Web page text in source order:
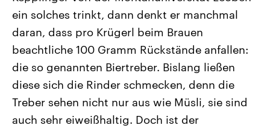
Alle Informationen
Sachsen-Anhalt wählt am 6.
September 2026 einen neuen
Landtag. Seit 2021 wird das
Bundesland von einer Koalition aus
CDU, SPD und FDP regiert.-
Umfragen, Prognosen,
Wahlprogramme, aktuelle Berichte
und Kandidaten der anstehenden
Wahl.
Hintergründe
Wirtschaftlich und
gehören die Vereinigten
den mächtigsten Ländern
mit großem Einfluss auf
aktuelle Weltgeschehen.
Podcasts
Audio-Archiv
ein solches trinkt, dann denkt er manchmal
daran, dass pro Krügerl beim Brauen
beachtliche 100 Gramm Rückstände anfallen:
die so genannten Biertreber. Bislang ließen
diese sich die Rinder schmecken, denn die
Treber sehen nicht nur aus wie Müsli, sie sind
auch sehr eiweißhaltig. Doch ist der